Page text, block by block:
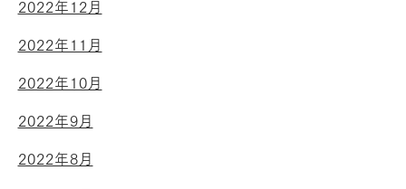
2022年12月
2022年11月
2022年10月
2022年9月
2022年8月